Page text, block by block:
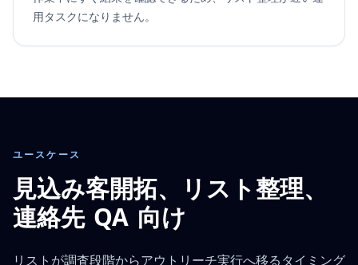
用タスクになりません。
ユースケース
見込み客開拓、リスト整理、
連絡先 QA 向け
リストが調査段階からアウトリーチ実行へ移るタイミング